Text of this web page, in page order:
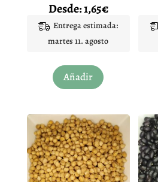
Valorado
con
de 5
Desde:1,65€
Entrega estimada:
martes 11. agosto
Añadir
producto
variantes.
Las
opciones
se